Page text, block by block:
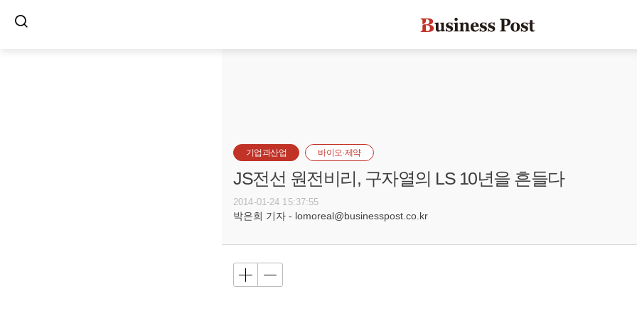
기업과산업 바이오·제약
JS전선 원전비리, 구자열의 LS 10년을 흔들다
2014-01-24 15:37:55
박은희 기자 - lomoreal@businesspost.co.kr